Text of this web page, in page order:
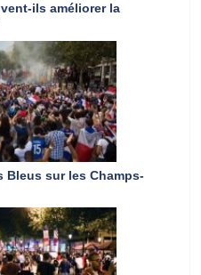
ils améliorer la
Bleus sur les Champs-